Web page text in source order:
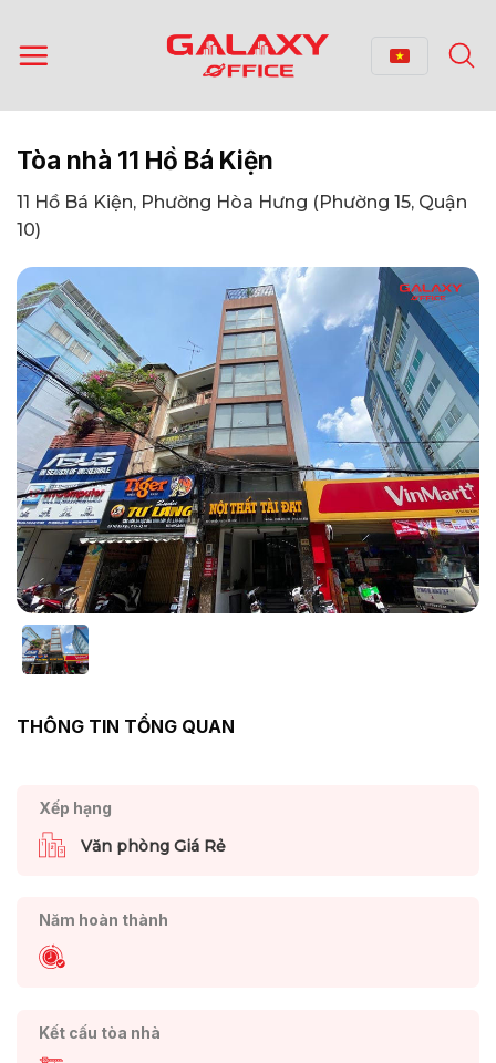
qua
nội
Tòa nhà 11 Hồ Bá Kiện
11 Hồ Bá Kiện, Phường Hòa Hưng (Phường 15, Quận
10)
THÔNG TIN TỔNG QUAN
Xếp hạng
Văn phòng Giá Rẻ
Năm hoàn thành
Kết cấu tòa nhà